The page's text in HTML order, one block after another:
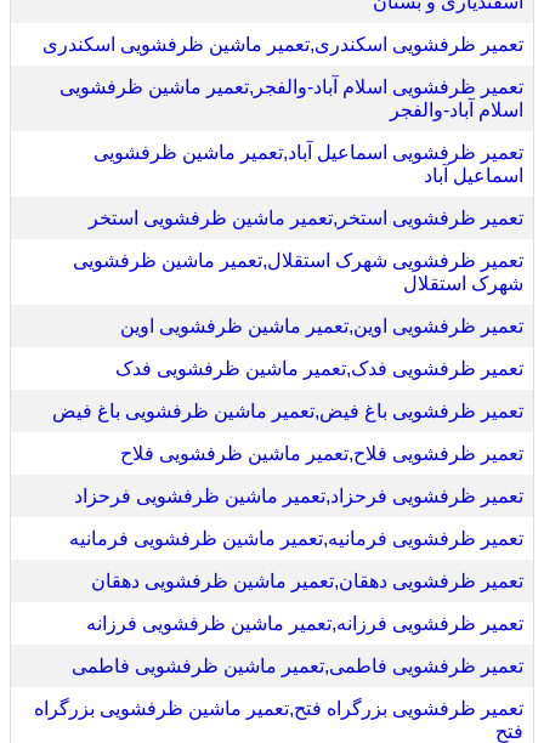
تعمیر ظرفشویی اسکندری,تعمیر ماشین ظرفشویی اسکندری
تعمیر ظرفشویی اسلام آباد-والفجر,تعمیر ماشین ظرفشویی
اسلام آباد-والفجر
تعمیر ظرفشویی اسماعیل آباد,تعمیر ماشین ظرفشویی
اسماعیل آباد
تعمیر ظرفشویی استخر,تعمیر ماشین ظرفشویی استخر
تعمیر ظرفشویی شهرک استقلال,تعمیر ماشین ظرفشویی
شهرک استقلال
تعمیر ظرفشویی اوین,تعمیر ماشین ظرفشویی اوین
تعمیر ظرفشویی فدک,تعمیر ماشین ظرفشویی فدک
تعمیر ظرفشویی باغ فیض,تعمیر ماشین ظرفشویی باغ فیض
تعمیر ظرفشویی فلاح,تعمیر ماشین ظرفشویی فلاح
تعمیر ظرفشویی فرحزاد,تعمیر ماشین ظرفشویی فرحزاد
تعمیر ظرفشویی فرمانیه,تعمیر ماشین ظرفشویی فرمانیه
تعمیر ظرفشویی دهقان,تعمیر ماشین ظرفشویی دهقان
تعمیر ظرفشویی فرزانه,تعمیر ماشین ظرفشویی فرزانه
تعمیر ظرفشویی فاطمی,تعمیر ماشین ظرفشویی فاطمی
تعمیر ظرفشویی بزرگراه فتح,تعمیر ماشین ظرفشویی بزرگراه
فتح